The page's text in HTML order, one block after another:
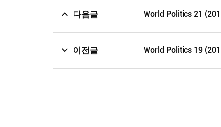
다음글 World Politics 21
이전글 World Politics 19